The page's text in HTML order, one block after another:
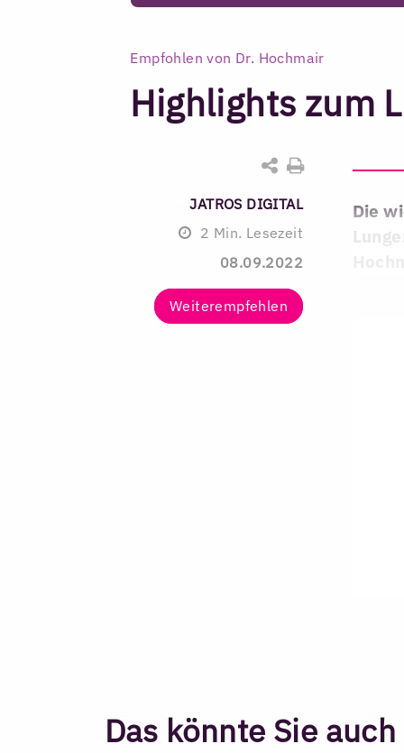
Empfohlen von Dr. Hochmair
Highlights zum
JATROS DIGITAL
2 Min. Lesezeit
08.09.2022
Weiterempfehlen
Die
Das könnte Sie